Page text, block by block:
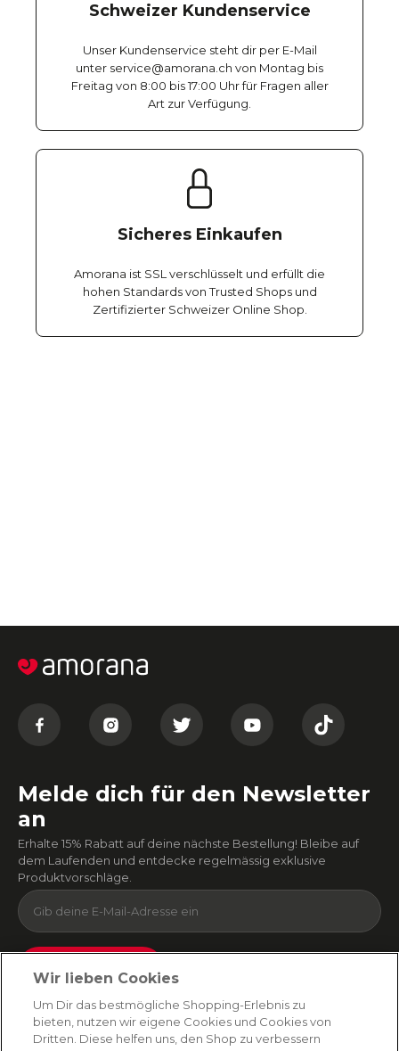
Schweizer Kundenservice
Unser Kundenservice steht dir per E-Mail
unter service@amorana.ch von Montag bis
Freitag von 8:00 bis 17:00 Uhr für Fragen aller
Art zur Verfügung.
Sicheres Einkaufen
Amorana ist SSL verschlüsselt und erfüllt die
hohen Standards von Trusted Shops und
Zertifizierter Schweizer Online Shop.
Melde dich für den Newsletter
an
Erhalte 15% Rabatt auf deine nächste Bestellung! Bleibe auf
dem Laufenden und entdecke regelmässig exklusive
Produktvorschläge.
Absenden
Du kannst dich jederzeit von unserem Newsletter abmelden. Indem du fortfährst, stimmst
du unseren E-Mail-Bedingungenund Datenschutzbestimmungen zu
Wir lieben Cookies
Um Dir das bestmögliche Shopping-Erlebnis zu
bieten, nutzen wir eigene Cookies und Cookies von
Dritten. Diese helfen uns, den Shop zu verbessern